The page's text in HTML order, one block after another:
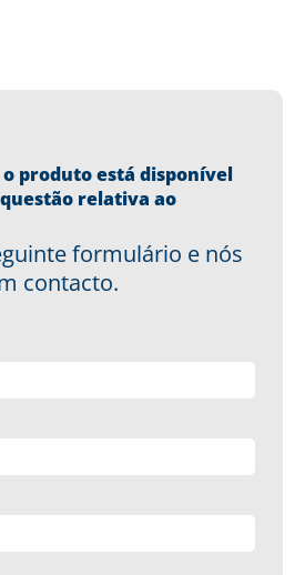
o produto está disponível
relativa ao
formulário e nós
contacto.